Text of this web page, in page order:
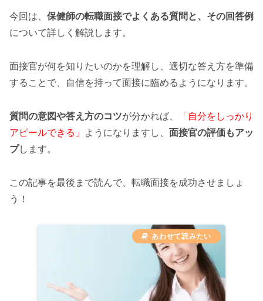
今回は、 保健師の転職面接でよくある質問と、その回答例
について詳しく解説します。
面接官が何を知りたいのかを理解し、適切な答え方を準備
することで、自信を持って面接に臨めるようになります。
質問の意図や答え方のコツが分かれば、
「自分をしっかり
アピールできる」
ようになりますし、 面接官の評価もアッ
プします。
この記事を最後まで読んで、転職面接を成功させましょ
う！